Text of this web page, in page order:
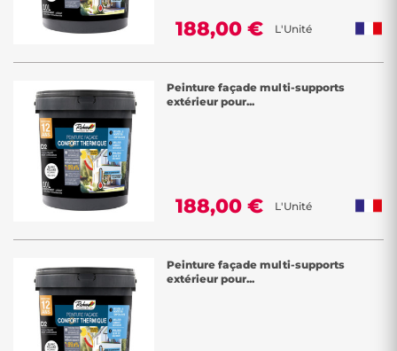
188,00 € L'Unité
Peinture façade multi-supports
extérieur pour...
188,00 € L'Unité
Peinture façade multi-supports
extérieur pour...